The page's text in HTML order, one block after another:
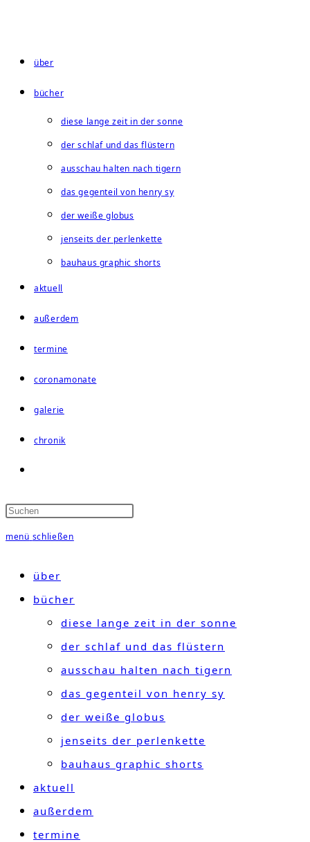
springen
über
bücher
diese lange zeit in der sonne
der schlaf und das flüstern
ausschau halten nach tigern
das gegenteil von henry sy
der weiße globus
jenseits der perlenkette
bauhaus graphic shorts
aktuell
außerdem
termine
coronamonate
galerie
chronik
umschalten
menü schließen
über
bücher
diese lange zeit in der sonne
der schlaf und das flüstern
ausschau halten nach tigern
das gegenteil von henry sy
der weiße globus
jenseits der perlenkette
bauhaus graphic shorts
aktuell
außerdem
termine